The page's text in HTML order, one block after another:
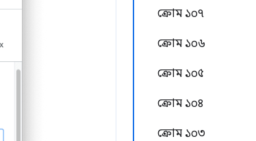
ক্রোম ১০৭
ক্রোম ১০৬
ক্রোম ১০৫
ক্রোম ১০৪
ক্রোম ১০৩